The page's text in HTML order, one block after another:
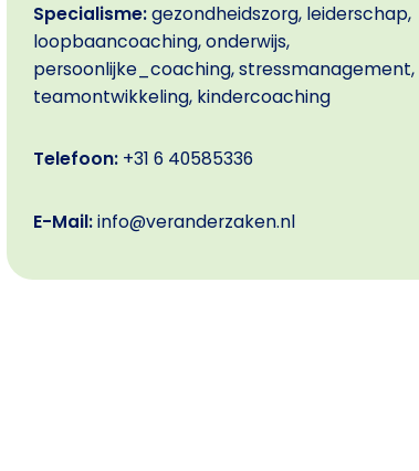
Specialisme:gezondheidszorg, leiderschap,
loopbaancoaching, onderwijs,
persoonlijke_coaching, stressmanagement,
teamontwikkeling, kindercoaching
Telefoon: +31 6 40585336
E-Mail:info@veranderzaken.nl